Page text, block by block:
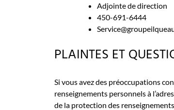
Adjointe de direction
450-691-6444
PLAINTES ET
Si vous avez des préoccupations
renseignements personnels à
de la protection des